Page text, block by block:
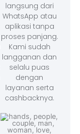
langsung dari
WhatsApp atau
aplikasi tanpa
proses panjang.
Kami sudah
langganan dan
selalu puas
dengan
layanan serta
cashbacknya.